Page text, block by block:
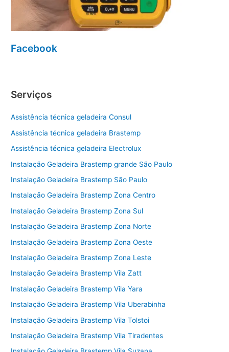
Facebook
Serviços
Assistência técnica geladeira Consul
Assistência técnica geladeira Brastemp
Assistência técnica geladeira Electrolux
Instalação Geladeira Brastemp grande São Paulo
Instalação Geladeira Brastemp São Paulo
Instalação Geladeira Brastemp Zona Centro
Instalação Geladeira Brastemp Zona Sul
Instalação Geladeira Brastemp Zona Norte
Instalação Geladeira Brastemp Zona Oeste
Instalação Geladeira Brastemp Zona Leste
Instalação Geladeira Brastemp Vila Zatt
Instalação Geladeira Brastemp Vila Yara
Instalação Geladeira Brastemp Vila Uberabinha
Instalação Geladeira Brastemp Vila Tolstoi
Instalação Geladeira Brastemp Vila Tiradentes